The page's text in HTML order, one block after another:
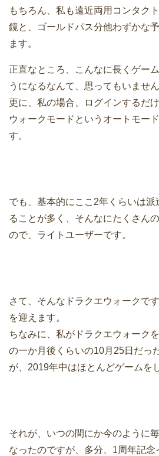
もちろん、私も遠近両用コンタク
鏡と、ゴールドパス分他わずかな
ます。
正直なところ、こんなに長くゲー
うになるなんて、思ってもいません
更に、私の場合、ログインするだ
ウォークモードというオートモー
す。
でも、基本的にここ2年くらいは
ることが多く、そんなにたくさん
ので、ライトユーザーです。
さて、そんなドラクエウォークで
を迎えます。
ちなみに、私がドラクエウォーク
の一か月後くらいの10月25日だっ
が、2019年中はほとんどゲームを
それが、いつの間にか今のように
なったのですが、多分、1周年記念